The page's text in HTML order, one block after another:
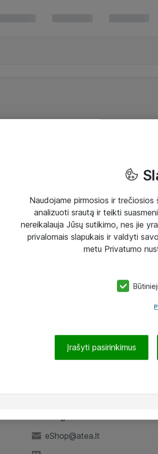
eShop@atea.lt
Naudojame pirmosios ir
analizuoti srautą ir teikti
nereikalauja Jūsų sutikimo, nes jie
privalomais slapukais ir valdyti
metu Privatumo
Būtinieji
Įrašyti pasirinkimus